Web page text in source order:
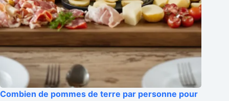
Combien de pommes de terre par personne pour